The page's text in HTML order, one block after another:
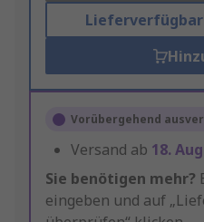
Vorübergehend
Versand ab 18.
Sie benötigen mehr?
eingeben und auf